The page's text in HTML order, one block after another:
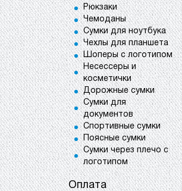
Рюкзаки
Чемоданы
Сумки для ноутбука
Чехлы для планшета
Шоперы с логотипом
Несессеры и
косметички
Дорожные сумки
Сумки для
документов
Спортивные сумки
Поясные сумки
Сумки через плечо с
логотипом
Оплата